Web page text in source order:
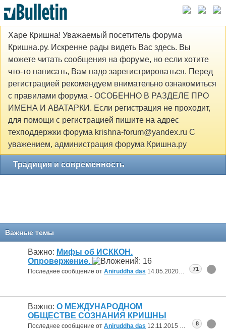
Харе Кришна! Уважаемый посетитель форума
Кришна.ру. Искренне рады видеть Вас здесь. Вы
можете читать сообщения на форуме, но если хотите
что-то написать, Вам надо зарегистрироваться. Перед
регистрацией рекомендуем внимательно ознакомиться
с правилами форума - ОСОБЕННО В РАЗДЕЛЕ ПРО
ИМЕНА И АВАТАРКИ. Если регистрация не проходит,
для помощи с регистрацией пишите на адрес
техподдержки форума krishna-forum@yandex.ru С
уважением, администрация форума Кришна.ру
Традиция и современность
Важные темы
Важно: Мифы об ИСККОН.
Опровержение.
Последнее сообщение от Aniruddha das 14.05.2020 14:1571
Важно: О МЕЖДУНАРОДНОМ
ОБЩЕСТВЕ СОЗНАНИЯ КРИШНЫ
Последнее сообщение от Aniruddha das 12.11.2015 12:528